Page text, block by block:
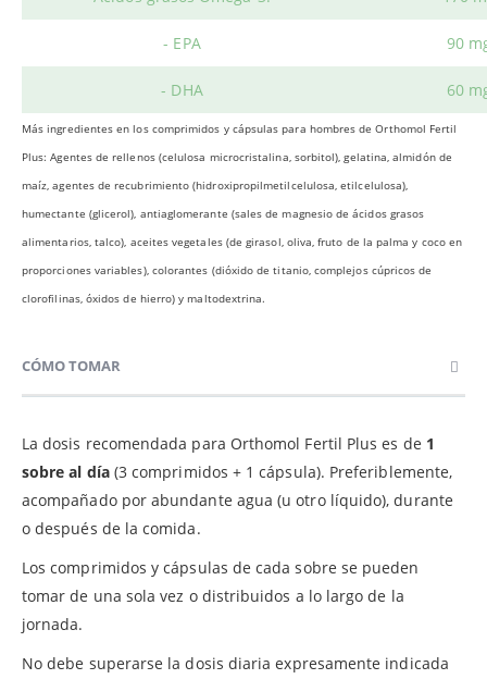
- EPA 90
- DHA 60
Más ingredientes en los comprimidos y cápsulas para hombres de Orthomol Fertil
Plus: Agentes de rellenos (celulosa microcristalina, sorbitol), gelatina, almidón de
maíz, agentes de recubrimiento (hidroxipropilmetilcelulosa, etilcelulosa),
humectante (glicerol), antiaglomerante (sales de magnesio de ácidos grasos
alimentarios, talco), aceites vegetales (de girasol, oliva, fruto de la palma y coco en
proporciones variables), colorantes (dióxido de titanio, complejos cúpricos de
clorofilinas, óxidos de hierro) y maltodextrina.
CÓMO TOMAR
La dosis recomendada para Orthomol Fertil Plus es de 1
sobre al día (3 comprimidos + 1 cápsula). Preferiblemente,
acompañado por abundante agua (u otro líquido), durante
o después de la comida.
Los comprimidos y cápsulas de cada sobre se pueden
tomar de una sola vez o distribuidos a lo largo de la
jornada.
No debe superarse la dosis diaria expresamente indicada